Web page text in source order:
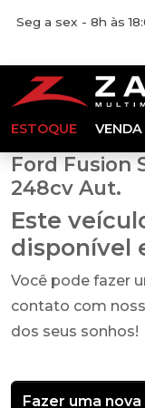
Seg a sex - 8h às
ESTOQUE VENDA
Ford Fusion
248cv Aut.
Este
disponível
Você pode fazer
contato com
dos seus sonhos!
Fazer uma